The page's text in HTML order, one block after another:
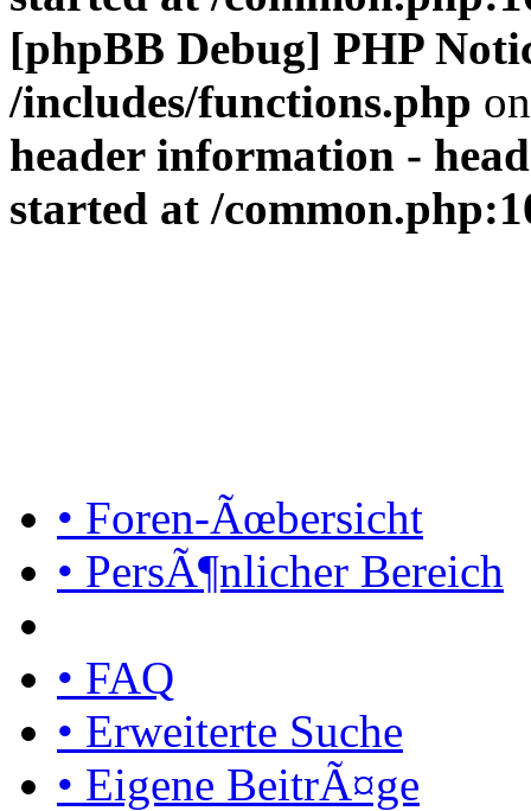
[phpBB Debug] PHP
/includes/functions.php
header information -
started at /
• Foren-Ãœbersicht
• PersÃ¶nlicher Bereich
• FAQ
• Erweiterte Suche
• Eigene BeitrÃ¤ge